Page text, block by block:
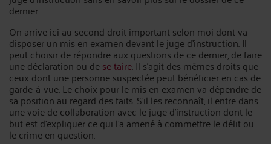
dernier.
On arrive ici au second droit important selon moi dont va
disposer un mis en examen devant le juge d’instruction. Il
peut choisir de répondre aux questions de ce dernier, de faire
une déclaration ou dese taire. Il s’agit des mêmes droits que
ceux dont une personne suspectée peut bénéficier en cas de
garde-à-vue. Le choix pour le mis en examen va dépendre de
sa position au regard des faits. S’il les reconnaît, il entre dans
une voie de collaboration avec le juge d’instruction dont le
but est d’expliquer ce qui l’a amené à commettre le délit ou
le crime en question.